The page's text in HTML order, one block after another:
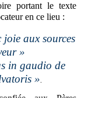
portant le texte
en ce lieu :
joie aux sources
»
in gaudio de
».
aux Pères